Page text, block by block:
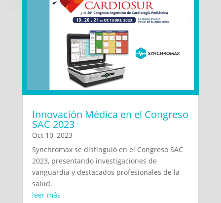
Innovación Médica en el Congreso
SAC 2023
Oct 10, 2023
Synchromax se distinguió en el Congreso SAC
2023, presentando investigaciones de
vanguardia y destacados profesionales de la
salud.
leer más